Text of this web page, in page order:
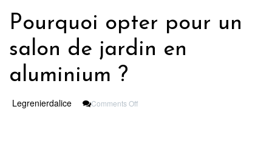
Pourquoi opter pour un
salon de jardin en
aluminium ?
Legrenierdalice Comments OffOn